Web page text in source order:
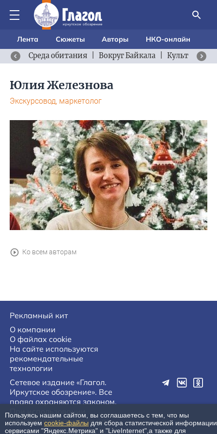
Лента Сюжеты Авторы
НКО-онлайн
Среда обитания
Вокруг Байкала Культурный
Юлия Железнова
Экскурсовод, маркетолог
Ко всем авторам
Рекламный кит
О компании
О файлах cookie
На сайте используются
рекомендательные
технологии
Сетевое издание «Глагол.
Иркутское обозрение». Все
права охраняются законом.
При использовании
материалов агентства на
других сайтах, обязательна
Пользуясь нашим сайтом, вы соглашаетесь с тем, что мы
используем cookie-файлы для сбора статистической информации
сервисами "Яндекс.Метрика" и "LiveInternet",а также для